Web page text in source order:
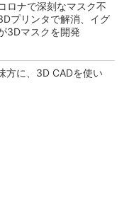
ロナで深刻なマスク不
プリンタで解消、イグ
3Dマスクを開発
方に、3D CADを使い